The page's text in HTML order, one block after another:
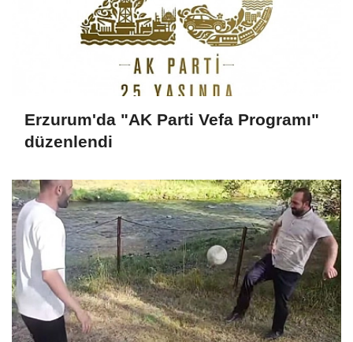
Erzurum'da "AK Parti Vefa Programı"
düzenlendi